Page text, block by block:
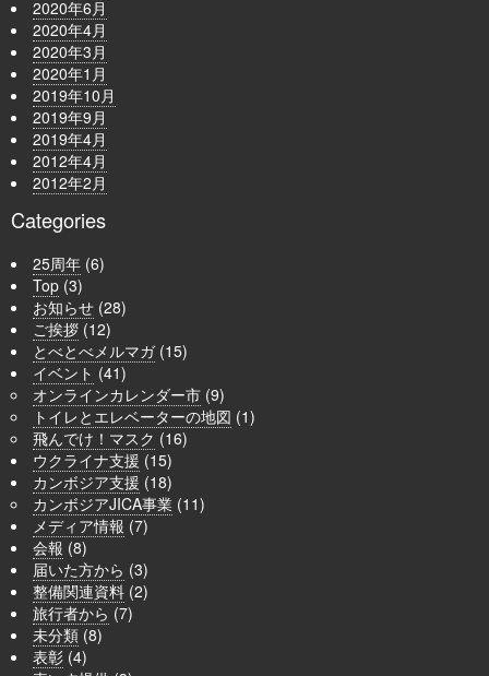
2020年6月
2020年4月
2020年3月
2020年1月
2019年10月
2019年9月
2019年4月
2012年4月
2012年2月
Categories
25周年 (6)
Top (3)
お知らせ (28)
ご挨拶 (12)
とべとべメルマガ(15)
イベント (41)
オンラインカレンダー市 (9)
トイレとエレベーターの地図 (1)
飛んでけ！マスク (16)
ウクライナ支援 (15)
カンボジア支援 (18)
カンボジアJICA事業 (11)
メディア情報 (7)
会報 (8)
届いた方から (3)
整備関連資料 (2)
旅行者から (7)
未分類 (8)
表彰 (4)